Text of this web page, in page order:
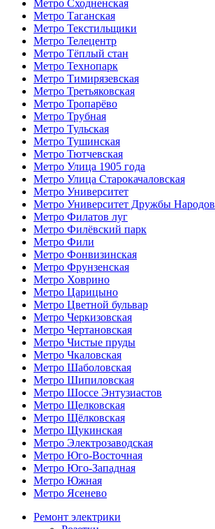
Метро Сходненская
Метро Таганская
Метро Текстильщики
Метро Телецентр
Метро Тёплый стан
Метро Технопарк
Метро Тимирязевская
Метро Третьяковская
Метро Тропарёво
Метро Трубная
Метро Тульская
Метро Тушинская
Метро Тютчевская
Метро Улица 1905 года
Метро Улица Старокачаловская
Метро Университет
Метро Университет Дружбы Народов
Метро Филатов луг
Метро Филёвский парк
Метро Фили
Метро Фонвизинская
Метро Фрунзенская
Метро Ховрино
Метро Царицыно
Метро Цветной бульвар
Метро Черкизовская
Метро Чертановская
Метро Чистые пруды
Метро Чкаловская
Метро Шаболовская
Метро Шипиловская
Метро Шоссе Энтузиастов
Метро Щелковская
Метро Щёлковская
Метро Щукинская
Метро Электрозаводская
Метро Юго-Восточная
Метро Юго-Западная
Метро Южная
Метро Ясенево
Ремонт электрики